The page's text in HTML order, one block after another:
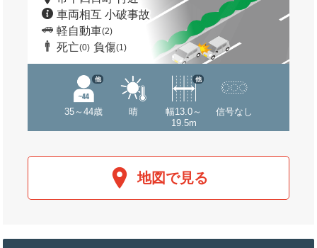
車両相互 小破事故
軽自動車(2)
死亡(0) 負傷(1)
35～44歳
他
晴
幅13.0～
19.5m
他
信号なし
地図で見る